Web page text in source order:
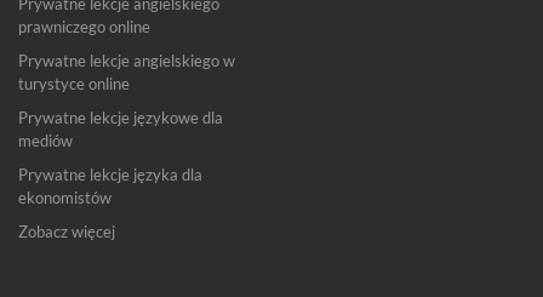
prawniczego online
Prywatne lekcje angielskiego w
turystyce online
Prywatne lekcje językowe dla
mediów
Prywatne lekcje języka dla
ekonomistów
Zobacz więcej